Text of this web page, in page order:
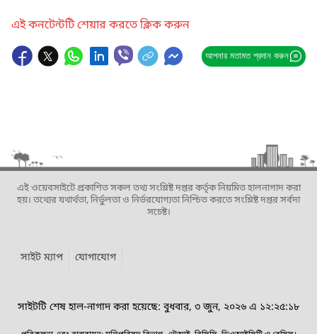
এই কনটেন্টটি শেয়ার করতে ক্লিক করুন
আপনার মতামত প্রদান করুন
এই ওয়েবসাইটে প্রকাশিত সকল তথ্য সংশ্লিষ্ট দপ্তর কর্তৃক নিয়মিত হালনাগাদ করা
হয়। তথ্যের যথার্থতা, নির্ভুলতা ও নির্ভরযোগ্যতা নিশ্চিত করতে সংশ্লিষ্ট দপ্তর সর্বদা
সচেষ্ট।
সাইট ম্যাপ যোগাযোগ
সাইটটি শেষ হাল-নাগাদ করা হয়েছে: বুধবার, ৩ জুন, ২০২৬ এ ১২:২৫:১৮